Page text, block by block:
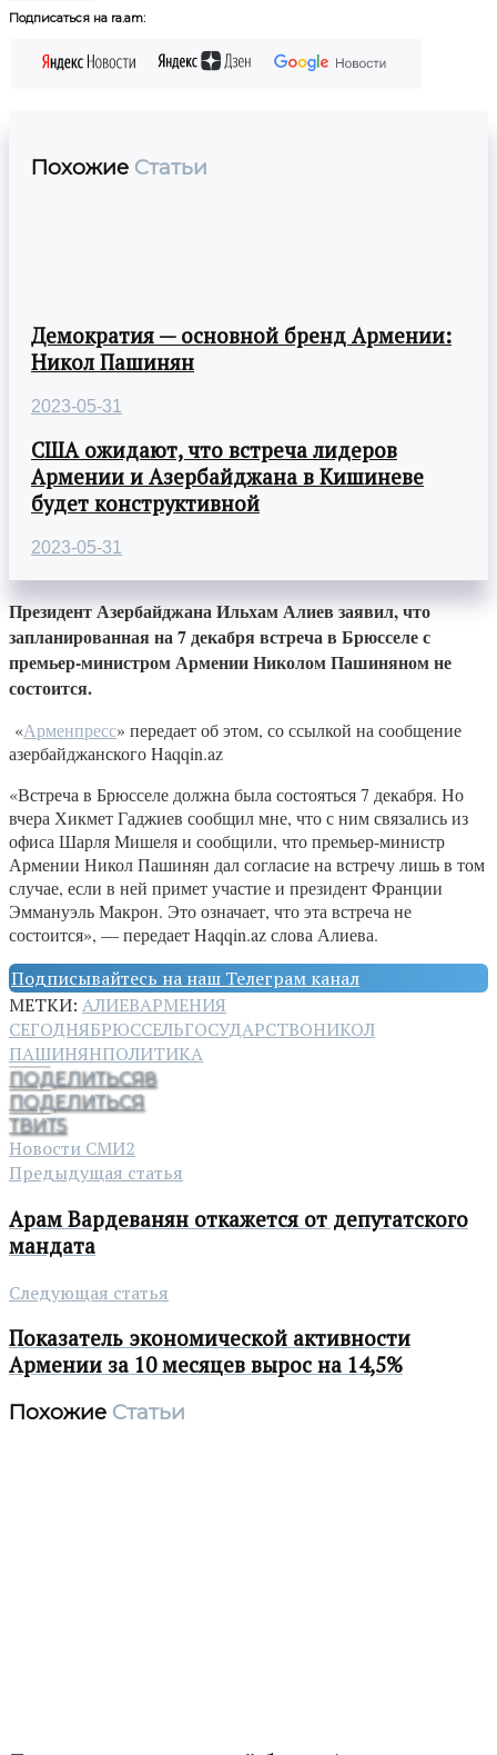
Подписаться на ra.am:
Похожие Статьи
Демократия — основной бренд Армении:
Никол Пашинян
2023-05-31
США ожидают, что встреча лидеров
Армении и Азербайджана в Кишиневе
будет конструктивной
2023-05-31
Президент Азербайджана Ильхам Алиев заявил, что
запланированная на 7 декабря встреча в Брюсселе с
премьер-министром Армении Николом Пашиняном не
состоится.
«Арменпресс» передает об этом, со ссылкой на сообщение
азербайджанского Haqqin.az
«Встреча в Брюсселе должна была состояться 7 декабря. Но
вчера Хикмет Гаджиев сообщил мне, что с ним связались из
офиса Шарля Мишеля и сообщили, что премьер-министр
Армении Никол Пашинян дал согласие на встречу лишь в том
случае, если в ней примет участие и президент Франции
Эммануэль Макрон. Это означает, что эта встреча не
состоится», — передает Haqqin.az слова Алиева.
Подписывайтесь на наш Телеграм канал
МЕТКИ: АЛИЕВАРМЕНИЯ
СЕГОДНЯБРЮССЕЛЬГОСУДАРСТВОНИКОЛ
ПАШИНЯНПОЛИТИКА
ПОДЕЛИТЬСЯ8
ПОДЕЛИТЬСЯ
ТВИТ5
Новости СМИ2
Предыдущая статья
Арам Вардеванян откажется от депутатского
мандата
Следующая статья
Показатель экономической активности
Армении за 10 месяцев вырос на 14,5%
Похожие Статьи